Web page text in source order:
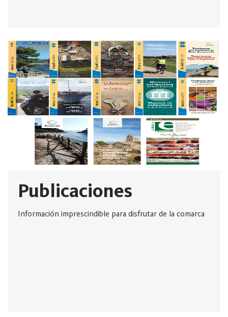
Publicaciones
Información imprescindible para disfrutar de la comarca